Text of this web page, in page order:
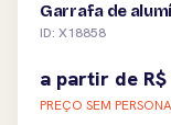
Garrafa de
ID: X18858
a partir de R$
PREÇO SEM